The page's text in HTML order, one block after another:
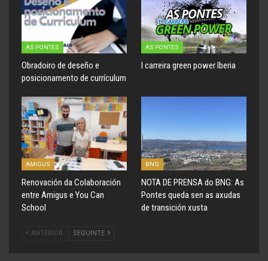
AS PONTES
Obradoiro de deseño e
posicionamento de currículum
AS PONTES
I carreira green power Iberia
AMIGUS
Renovación da Colaboración
entre Amigus e You Can
School
BNG
NOTA DE PRENSA do BNG: As
Pontes queda sen as axudas
de transición xusta
ANTERIOR SEGUINTE